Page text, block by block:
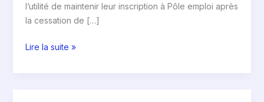
l’utilité de maintenir leur inscription à Pôle emploi après
la cessation de […]
Lire la suite »